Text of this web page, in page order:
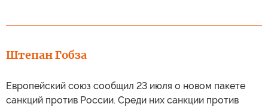
Штепан Гобза
Европейский союз сообщил 23 июля о новом пакете
санкций против России. Среди них санкции против